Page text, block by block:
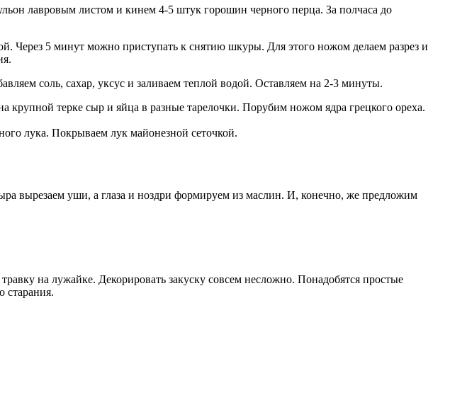
лавровым листом и кинем 4-5 штук горошин черного перца. За полчаса до
Через 5 минут можно приступать к снятию шкуры. Для этого ножом делаем разрез и
соль, сахар, уксус и заливаем теплой водой. Оставляем на 2-3 минуты.
терке сыр и яйца в разные тарелочки. Порубим ножом ядра грецкого ореха.
лука. Покрываем лук майонезной сеточкой.
вырезаем уши, а глаза и ноздри формируем из маслин. И, конечно, же предложим
на лужайке. Декорировать закуску совсем несложно. Понадобятся простые
старания.